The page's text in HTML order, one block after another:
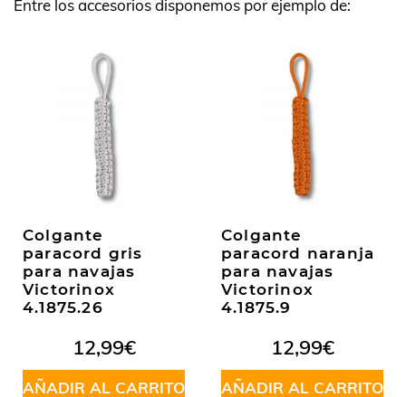
Entre los accesorios disponemos por ejemplo de:
Colgante
paracord gris
para navajas
Victorinox
4.1875.26
12,99€
AÑADIR AL CARRITO
Colgante
paracord naranja
para navajas
Victorinox
4.1875.9
12,99€
AÑADIR AL CARRITO